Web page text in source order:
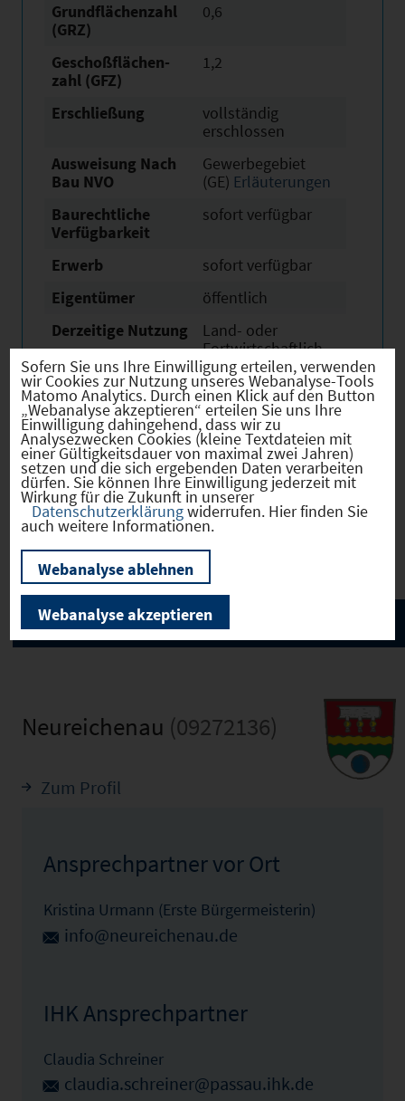
Grundflächen­zahl
(GRZ)
0,6
Geschoßflächen­
zahl (GFZ)
1,2
Erschließung
vollständig
erschlossen
Ausweisung Nach
Bau NVO
Gewerbegebiet
(GE) Erläuterungen
Baurechtliche
Verfügbarkeit
sofort verfügbar
Erwerb
sofort verfügbar
Eigentümer
öffentlich
Derzeitige Nutzung
Land- oder
Fortwirtschaftlich
Verkehr
Infrastruktur
Neureichenau (09272136)
Zum Profil
Ansprechpartner vor Ort
Kristina Urmann (Erste Bürgermeisterin)
info@neureichenau.de
IHK Ansprechpartner
Claudia Schreiner
claudia.schreiner@passau.ihk.de
Sofern Sie uns Ihre Einwilligung erteilen, verwenden
wir Cookies zur Nutzung unseres Webanalyse-Tools
Matomo Analytics. Durch einen Klick auf den Button
„Webanalyse akzeptieren“ erteilen Sie uns Ihre
Einwilligung dahingehend, dass wir zu
Analysezwecken Cookies (kleine Textdateien mit
einer Gültigkeitsdauer von maximal zwei Jahren)
setzen und die sich ergebenden Daten verarbeiten
dürfen. Sie können Ihre Einwilligung jederzeit mit
Wirkung für die Zukunft in unserer
Datenschutzerklärungwiderrufen. Hier finden Sie
auch weitere Informationen.
Webanalyse ablehnen
Webanalyse akzeptieren